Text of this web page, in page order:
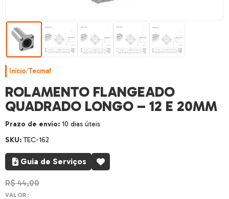
Início/Tecmaf
ROLAMENTO FLANGEADO
QUADRADO LONGO – 12 E 20MM
Prazo de envio: 10 dias úteis
SKU:TEC-162
Guia de Serviços
R$44,00
VALOR: